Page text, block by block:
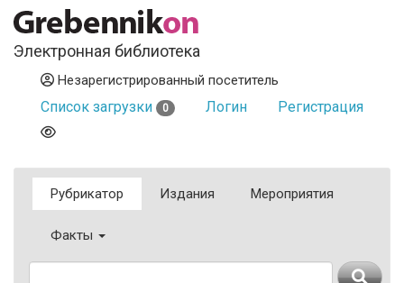
Электронная библиотека
Незарегистрированный посетитель
Список загрузки 0 Логин Регистрация
Рубрикатор Издания Мероприятия
Факты